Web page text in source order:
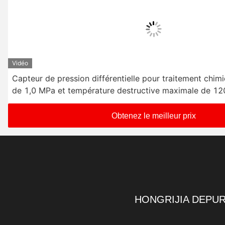
Vidéo
Capteur de pression différentielle pour traitement
de 1,0 MPa et température destructive maximale de
Obtenez le meilleur prix
HONGRIJIA